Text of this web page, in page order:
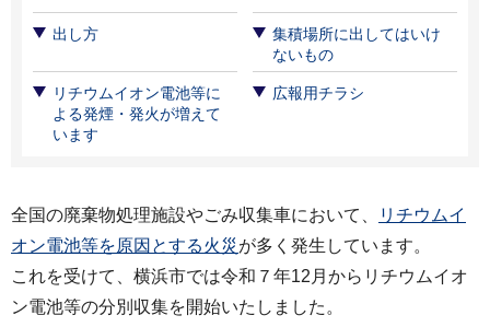
出し方
集積場所に出してはいけ
ないもの
リチウムイオン電池等に
よる発煙・発火が増えて
います
広報用チラシ
全国の廃棄物処理施設やごみ収集車において、
リチウムイ
オン電池等を原因とする火災が多く発生しています。
これを受けて、横浜市では令和７年12月からリチウムイオ
ン電池等の分別収集を開始いたしました。